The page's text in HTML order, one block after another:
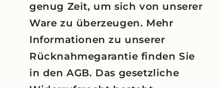
genug Zeit, um sich von unserer
Ware zu überzeugen. Mehr
Informationen zu unserer
Rücknahmegarantie finden Sie
in den AGB. Das gesetzliche